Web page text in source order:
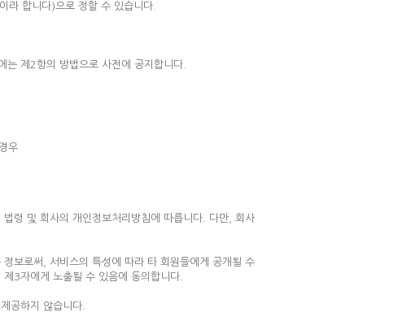
라 합니다)으로 정할 수 있습니다.
제2항의 방법으로 사전에 공지합니다.
우
령 및 회사의 개인정보처리방침에 따릅니다. 다만, 회사
보로써, 서비스의 특성에 따라 타 회원들에게 공개될 수
3자에게 노출될 수 있음에 동의합니다.
공하지 않습니다.